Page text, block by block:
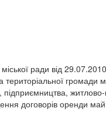
ради від
громади
підприємництва,
договорів оренди